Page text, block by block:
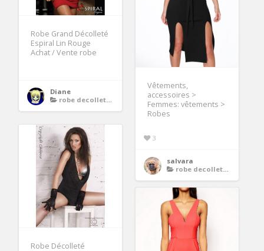
Robe Grand Décolleté
Espiral Lin Rouge
Achat / Vente robe
Diane
robe decollete plongeant
Vêtements,
accessoires >
Femmes: vêtements >
Robes
3
salvara
robe decollete plongeant
Robe Décolleté